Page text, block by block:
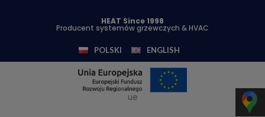
HEAT Since 1998
Producent systemów grzewczych & HVAC
POLSKI ENGLISH
ue